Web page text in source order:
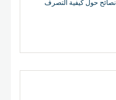
نصائح حول كيفية التصرف